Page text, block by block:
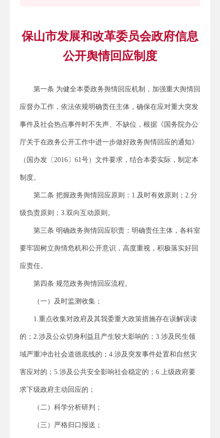
保山市发展和改革委员会政府信息
公开舆情回应制度
第一条 为健全本委政务舆情回应机制，加强重大舆情回
应督办工作，依法依规明确责任主体，确保在应对重大突发
事件及社会热点事件时不失声、不缺位，根据《国务院办公
厅关于在政务公开工作中进一步做好政务舆情回应的通知》
（国办发〔2016〕61号）文件要求，结合本委实际，制定本
制度。
第二条 把握政务舆情回应原则：1.及时有效原则；2.分
级负责原则；3.双向互动原则。
第三条 明确政务舆情回应职责：明确责任主体，各科室
要牢固树立舆情危机和公开意识，高度重视，积极落实好回
应责任。
第四条 规范政务舆情回应流程。
（一）及时监测收集；
1.重点收集对政府及其我委重大政策措施存在误解误读
的；2.涉及公众切身利益且产生较大影响的；3.涉及民生领
域严重冲击社会道德底线的；4.涉及突发事件处置和自然灾
害应对的；5.涉及公共安全影响社会稳定的；6.上级政府要
求下级政府主动回应的；
（二）科学分析研判；
（三）严格归口报送；